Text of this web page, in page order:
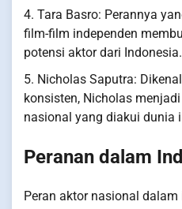
4. Tara Basro: Perannya
film-film independen
potensi aktor dari Indonesia.
5. Nicholas Saputra:
konsisten, Nicholas
nasional yang diakui dunia
Peranan dalam
Peran aktor nasional